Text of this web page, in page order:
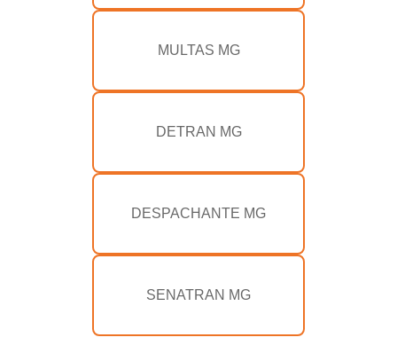
MULTAS MG
DETRAN MG
DESPACHANTE MG
SENATRAN MG